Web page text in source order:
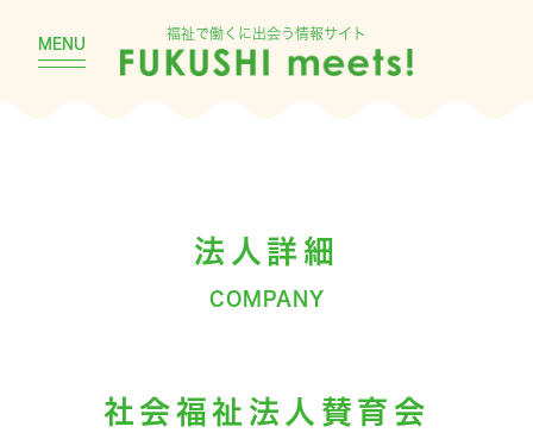
MENU
福祉で働くに出会う情報サイト
法人詳細
COMPANY
社会福祉法人賛育会